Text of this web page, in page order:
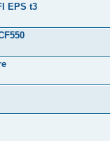
EPS t3